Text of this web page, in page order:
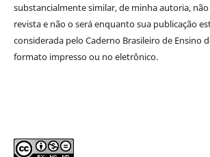
substancialmente similar, de minha autoria,
revista e não o será enquanto sua publicação
considerada pelo Caderno Brasileiro de Ensino
formato impresso ou no eletrônico.